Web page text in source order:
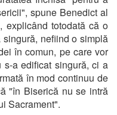
spune Benedict al
explicând totodată că o
nefiind o simplă
în comun, pe care vor
a edificat singură, ci a
în mod continuu de
"în Biserică nu se intră
Sacrament".